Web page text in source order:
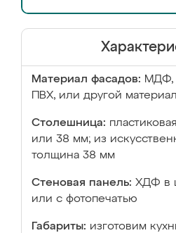
Материал фасадов: МДФ,
ПВХ, или другой
Столешница:
или 38 мм; из
толщина 38 мм
Стеновая панель: ХДФ в
или с фотопечатью
Габариты: изготовим